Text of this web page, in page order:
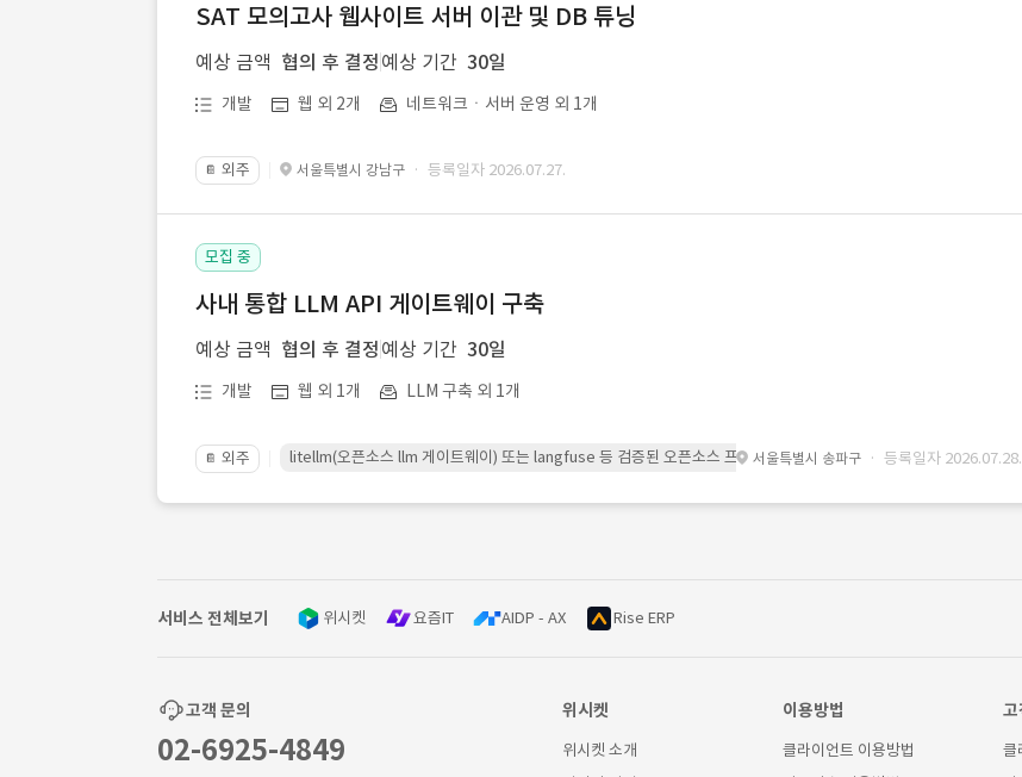
SAT 모의고사 웹사이트 서버 이관 및 DB 튜닝
예상 금액 협의 후 결정 예상 기간 30일
개발 웹 외 2개 네트워크ㆍ서버 운영 외 1개
📔 외주 서울특별시 강남구 · 등록일자 2026.07.27.
모집 중
사내 통합 LLM API 게이트웨이 구축
예상 금액 협의 후 결정 예상 기간 30일
개발 웹 외 1개 LLM 구축 외 1개
📔 외주 litellm(오픈소스 llm 게이트웨이) 또는 langfuse 등 검증된 오픈소스 프레임워크를 기반으로 시스템을 구축
서울특별시 송파구 · 등록일자 2026.07.28.
서비스 전체보기 위시켓 요즘IT AIDP - AX Rise ERP
고객 문의
02-6925-4849
위시켓
위시켓 소개
이용방법
클라이언트 이용방법
고
클